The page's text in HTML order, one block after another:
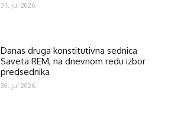
31. jul 2026.
Danas druga konstitutivna sednica
Saveta REM, na dnevnom redu izbor
predsednika
30. jul 2026.